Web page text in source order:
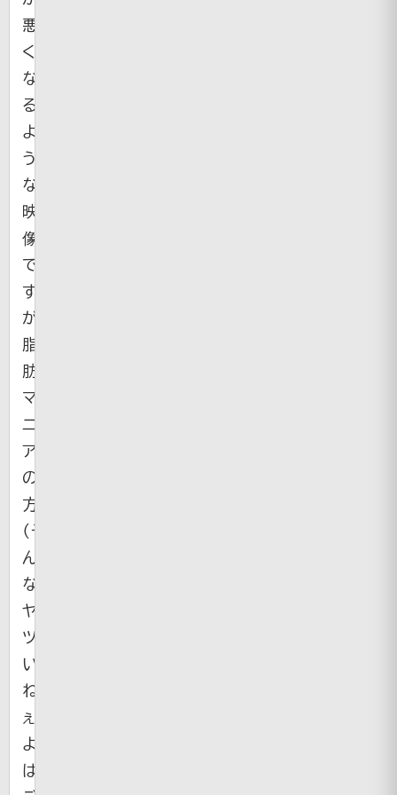
悪
く
な
る
よ
う
な
映
像
で
す
が
脂
肪
マ
ニ
ア
の
方
（そ
ん
な
ヤ
ツ
い
ね
ぇ
よ）
は